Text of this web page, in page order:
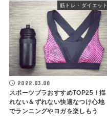
筋トレ・ダイエット
2022.03.08
スポーツブラおすすめTOP25！揺
れない＆ずれない快適なつけ心地
でランニングやヨガを楽しもう